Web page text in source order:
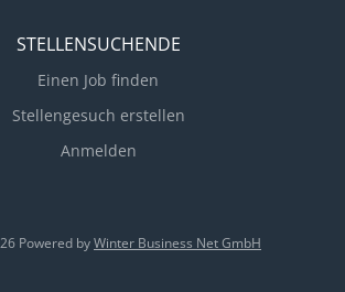
STELLENSUCHENDE
Einen Job finden
Stellengesuch erstellen
Anmelden
Powered byWinter Business Net GmbH